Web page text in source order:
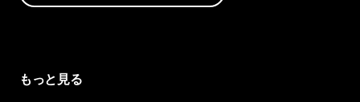
もっと見る